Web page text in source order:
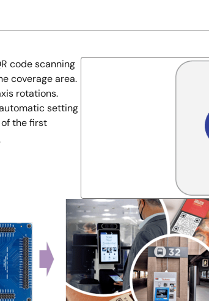
code scanning
coverage area.
rotations.
setting
of the first